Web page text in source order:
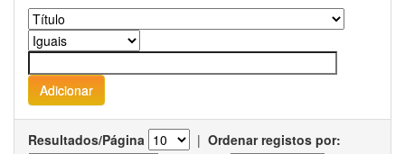
Resultados/Página | Ordenar registos por: